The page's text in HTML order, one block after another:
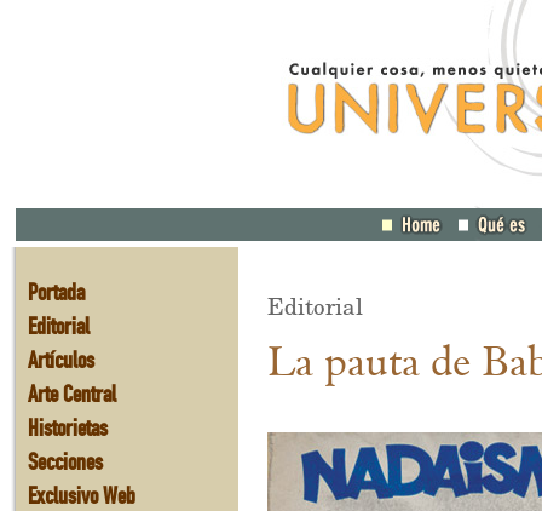
Portada
Editorial
Artículos
Arte Central
Historietas
Secciones
Exclusivo Web
Editorial
La pauta de